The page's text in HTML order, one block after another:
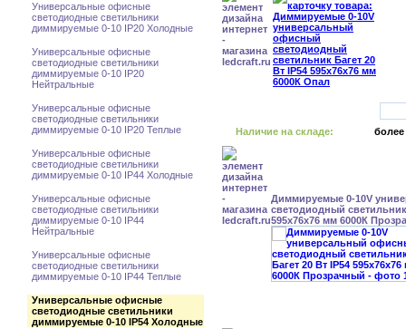
Универсальные офисные
светодиодные светильники
диммируемые 0-10 IP20 Холодные
Универсальные офисные
светодиодные светильники
диммируемые 0-10 IP20
Нейтральные
Универсальные офисные
светодиодные светильники
диммируемые 0-10 IP20 Теплые
Универсальные офисные
светодиодные светильники
диммируемые 0-10 IP44 Холодные
Универсальные офисные
светодиодные светильники
диммируемые 0-10 IP44
Нейтральные
Универсальные офисные
светодиодные светильники
диммируемые 0-10 IP44 Теплые
Универсальные офисные
светодиодные светильники
диммируемые 0-10 IP54 Холодные
Наличие на складе: более
Диммируемые 0-10V
светодиодный светильник
595x76x76 мм 6000К